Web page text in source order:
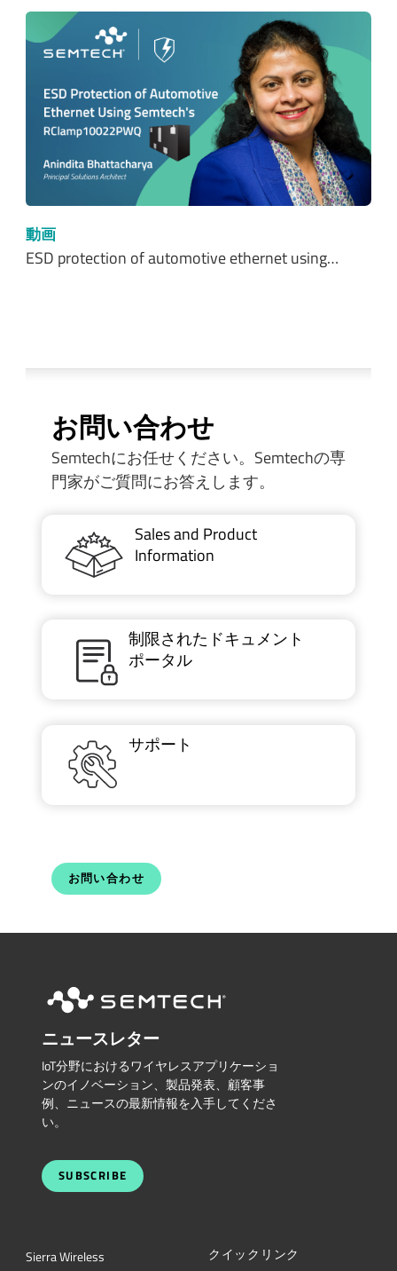
動画
ESD protection of automotive ethernet using…
お問い合わせ
Semtechにお任せください。Semtechの専
門家がご質問にお答えします。
Sales and Product
Information
制限されたドキュメント
ポータル
サポート
お問い合わせ
ニュースレター
IoT分野におけるワイヤレスアプリケーショ
ンのイノベーション、製品発表、顧客事
例、ニュースの最新情報を入手してくださ
い。
SUBSCRIBE
Sierra Wireless
クイックリンク